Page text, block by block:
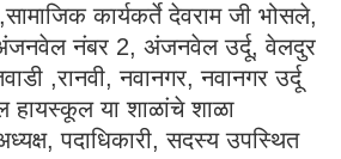
कार्यकर्ते देवराम जी भोसले,
अंजनवेल नंबर 2, अंजनवेल उर्दू, वेलदुर
,रानवी, नवानगर, नवानगर उर्दू
या शाळांचे शाळा
पदाधिकारी, सदस्य उपस्थित